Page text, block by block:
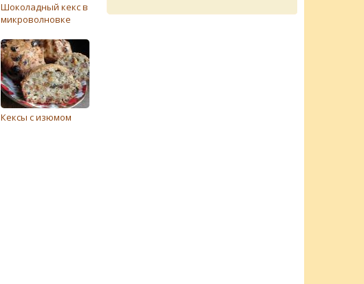
Шоколадный кекс в
микроволновке
Кексы с изюмом